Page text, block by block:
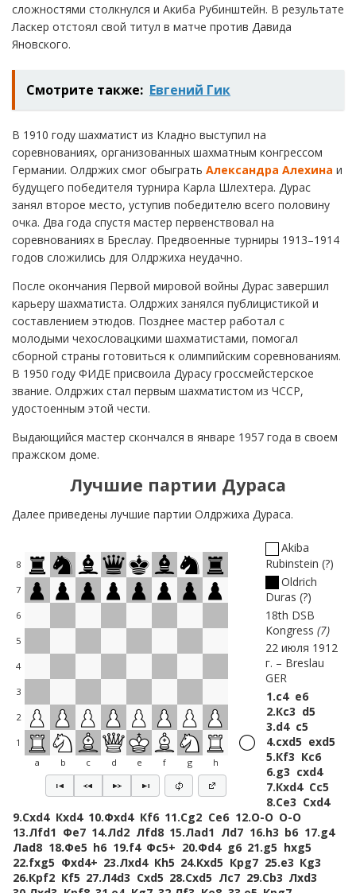
сложностями столкнулся и Акиба Рубинштейн. В результате
Ласкер отстоял свой титул в матче против Давида
Яновского.
Смотрите также: Евгений Гик
В 1910 году шахматист из Кладно выступил на
соревнованиях, организованных шахматным конгрессом
Германии. Олдржих смог обыграть Александра Алехина и
будущего победителя турнира Карла Шлехтера. Дурас
занял второе место, уступив победителю всего половину
очка. Два года спустя мастер первенствовал на
соревнованиях в Бреслау. Предвоенные турниры 1913–1914
годов сложились для Олдржиха неудачно.
После окончания Первой мировой войны Дурас завершил
карьеру шахматиста. Олдржих занялся публицистикой и
составлением этюдов. Позднее мастер работал с
молодыми чехословацкими шахматистами, помогал
сборной страны готовиться к олимпийским соревнованиям.
В 1950 году ФИДЕ присвоила Дурасу гроссмейстерское
звание. Олдржих стал первым шахматистом из ЧССР,
удостоенным этой чести.
Выдающийся мастер скончался в январе 1957 года в своем
пражском доме.
Лучшие партии Дураса
Далее приведены лучшие партии Олдржиха Дураса.
8
7
6
5
4
3
2
1
a
b c d e f g h
Akiba
Rubinstein ?
Oldrich
Duras ?
18th DSB
Kongress 7
22 июля 1912
г.
Breslau
GER
1.c4 e6
2.Кc3 d5
3.d4 c5
4.cxd5 exd5
5.Кf3 Кc6
6.g3 cxd4
7.Кxd4 Сc5
8.Сe3 Сxd4
9.Сxd4 Кxd4 10.Фxd4 Кf6 11.Сg2 Сe6 12.O-O O-O
13.Лfd1 Фe7 14.Лd2 Лfd8 15.Лad1 Лd7 16.h3 b6 17.g4
Лad8 18.Фe5 h6 19.f4 Фc5+ 20.Фd4 g6 21.g5 hxg5
22.fxg5 Фxd4+ 23.Лxd4 Кh5 24.Кxd5 Крg7 25.e3 Кg3
26.Крf2 Кf5 27.Л4d3 Сxd5 28.Сxd5 Лc7 29.Сb3 Лxd3